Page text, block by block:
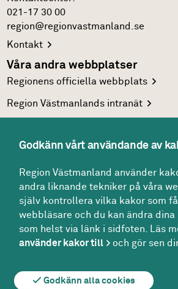
021-17 30 00
region@regionvastmanland.se
Kontakt
Våra andra webbplatser
Regionens officiellawebbplats
Region Västmanlandsintranät
Facebook
Twitter
Youtube
Godkänn vårt användande av
Region Västmanland använder
andra liknande tekniker på våra
själv kontrollera vilka kakor som
webbläsare och du kan ändra
som helst via länk i sidfoten. Läs
använder kakor till
och gör sen
Godkänn alla cookies